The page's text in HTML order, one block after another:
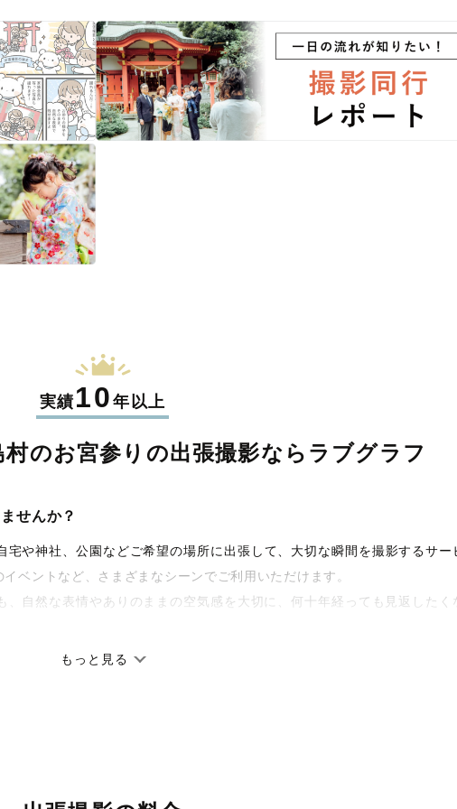
実績10年以上
村のお宮参りの出張撮影なら ラブグラフ
せんか？
や神社、公園などご希望の場所に出張して、大切な瞬間を撮影するサー
ベントなど、さまざまなシーンでご利用いただけます。
自然な表情やありのままの空気感を大切に、何十年経っても見返したく
もっと見る